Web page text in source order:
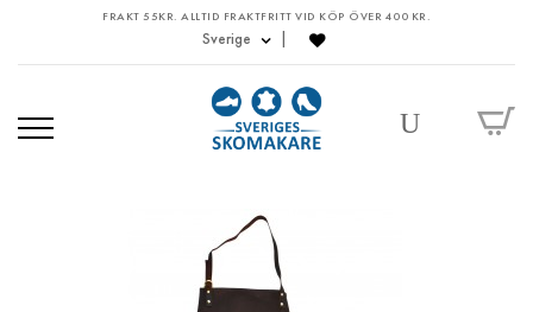
FRAKT 55KR. ALLTID FRAKTFRITT VID KÖP ÖVER 400 KR.
Sverige